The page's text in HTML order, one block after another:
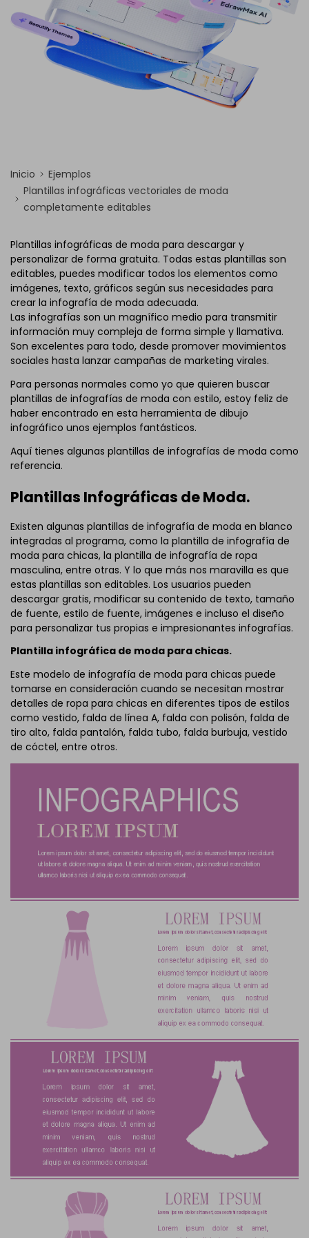
Inicio
Ejemplos
Plantillas infográficas vectoriales de moda
completamente editables
Plantillas infográficas de moda para descargar y
personalizar de forma gratuita. Todas estas plantillas son
editables, puedes modificar todos los elementos como
imágenes, texto, gráficos según sus necesidades para
crear la infografía de moda adecuada.
Las infografías son un magnífico medio para transmitir
información muy compleja de forma simple y llamativa.
Son excelentes para todo, desde promover movimientos
sociales hasta lanzar campañas de marketing virales.
Para personas normales como yo que quieren buscar
plantillas de infografías de moda con estilo, estoy feliz de
haber encontrado en esta herramienta de dibujo
infográfico unos ejemplos fantásticos.
Aquí tienes algunas plantillas de infografías de moda como
referencia.
Plantillas Infográficas de Moda.
Existen algunas plantillas de infografía de moda en blanco
integradas al programa, como la plantilla de infografía de
moda para chicas, la plantilla de infografía de ropa
masculina, entre otras. Y lo que más nos maravilla es que
estas plantillas son editables. Los usuarios pueden
descargar gratis, modificar su contenido de texto, tamaño
de fuente, estilo de fuente, imágenes e incluso el diseño
para personalizar tus propias e impresionantes infografías.
Plantilla infográfica de moda para chicas.
Este modelo de infografía de moda para chicas puede
tomarse en consideración cuando se necesitan mostrar
detalles de ropa para chicas en diferentes tipos de estilos
como vestido, falda de línea A, falda con polisón, falda de
tiro alto, falda pantalón, falda tubo, falda burbuja, vestido
de cóctel, entre otros.